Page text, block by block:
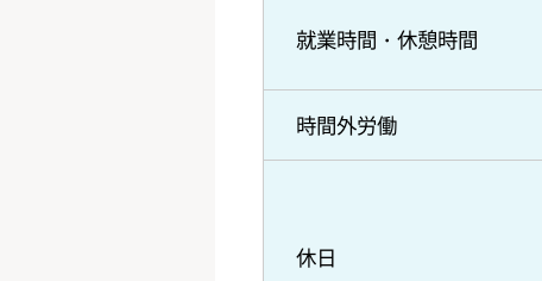
就業時間・休憩時間
時間外労働
休日